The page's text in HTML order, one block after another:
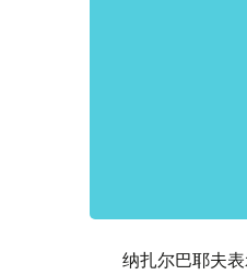
纳扎尔巴耶夫